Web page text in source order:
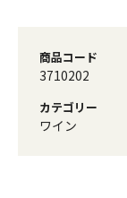
商品コード
3710202
カテゴリー
ワイン